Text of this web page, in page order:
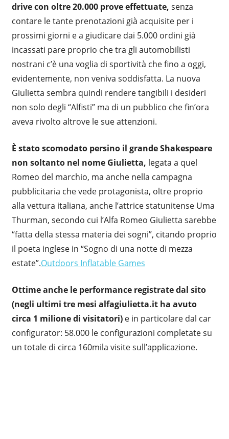
drive con oltre 20.000 prove effettuate, senza
contare le tante prenotazioni già acquisite per i
prossimi giorni e a giudicare dai 5.000 ordini già
incassati pare proprio che tra gli automobilisti
nostrani c’è una voglia di sportività che fino a oggi,
evidentemente, non veniva soddisfatta. La nuova
Giulietta sembra quindi rendere tangibili i desideri
non solo degli “Alfisti” ma di un pubblico che fin’ora
aveva rivolto altrove le sue attenzioni.
È stato scomodato persino il grande Shakespeare
non soltanto nel nome Giulietta, legata a quel
Romeo del marchio, ma anche nella campagna
pubblicitaria che vede protagonista, oltre proprio
alla vettura italiana, anche l’attrice statunitense Uma
Thurman, secondo cui l’Alfa Romeo Giulietta sarebbe
“fatta della stessa materia dei sogni”, citando proprio
il poeta inglese in “Sogno di una notte di mezza
estate”.Outdoors Inflatable Games
Ottime anche le performance registrate dal sito
(negli ultimi tre mesi alfagiulietta.it ha avuto
circa 1 milione di visitatori)e in particolare dal car
configurator: 58.000 le configurazioni completate su
un totale di circa 160mila visite sull’applicazione.